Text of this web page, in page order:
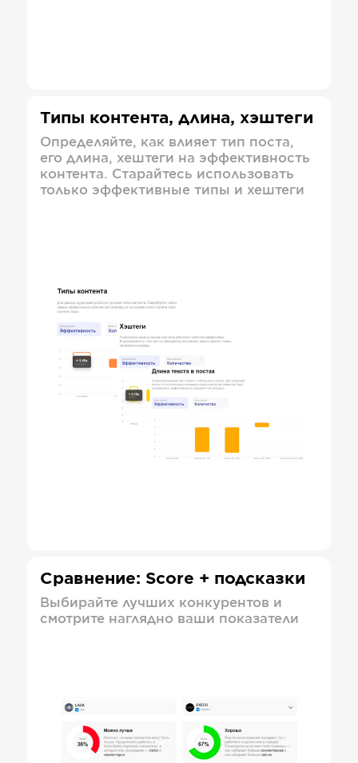
Типы контента, длина, хэштеги
Определяйте, как влияет тип поста,
его длина, хештеги на эффективность
контента. Старайтесь использовать
только эффективные типы и хештеги
Сравнение: Score + подсказки
Выбирайте лучших конкурентов и
смотрите наглядно ваши показатели